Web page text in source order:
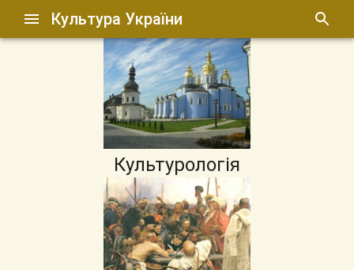
Культура України
Культурологія